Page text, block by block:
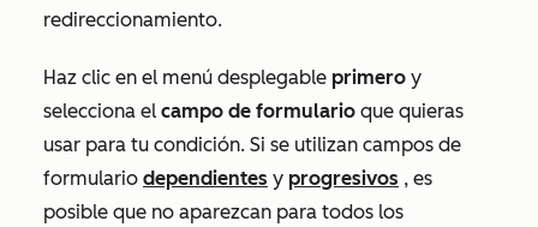
redireccionamiento.
Haz clic en el menú desplegable primero y
selecciona el campo de formulario que quieras
usar para tu condición. Si se utilizan campos de
formulario dependientes y progresivos , es
posible que no aparezcan para todos los